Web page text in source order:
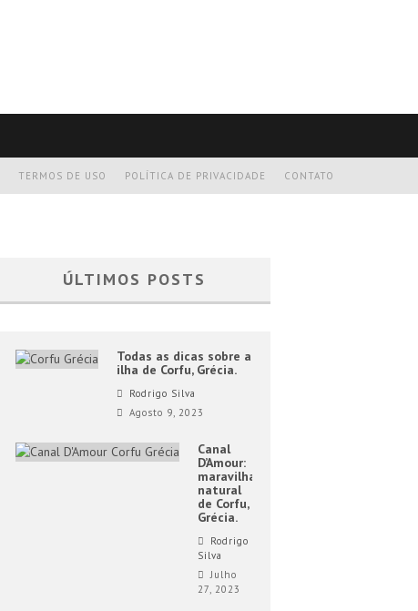
CONTATO
POLÍTICA DE PRIVACIDADE
TERMOS DE USO
ÚLTIMOS POSTS
Todas as dicas sobre a
ilha de Corfu, Grécia.
Rodrigo Silva
Agosto 9, 2023
Canal
D’Amour:
maravilha
natural
de Corfu,
Grécia.
Rodrigo
Silva
Julho
27, 2023